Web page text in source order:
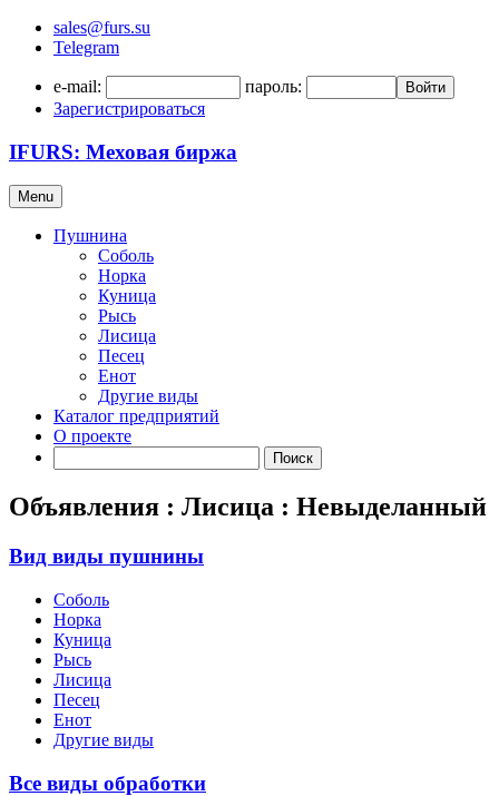
sales@furs.su
Telegram
e-mail: пароль: Войти
Зарегистрироваться
IFURS: Меховая биржа
Menu
Пушнина
Соболь
Норка
Куница
Рысь
Лисица
Песец
Енот
Другие виды
Каталог предприятий
О проекте
Поиск
Объявления : Лисица : Невыделанный
Вид виды пушнины
Соболь
Норка
Куница
Рысь
Лисица
Песец
Енот
Другие виды
Все виды обработки